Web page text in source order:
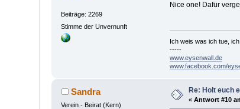
Beiträge: 2269
Stimme der Unvernunft
Nice one! Dafür
Ich weis was ich tue, ich
-----
www.eysenwall.de
www.facebook.com/
Sandra
Verein - Beirat (Kern)
Re: Holt euch
«Antwort #10